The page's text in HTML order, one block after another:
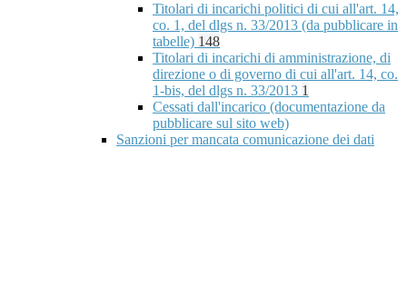
Titolari di incarichi politici di cui all'art. 14,
co. 1, del dlgs n. 33/2013 (da pubblicare in
tabelle) 148
Titolari di incarichi di amministrazione, di
direzione o di governo di cui all'art. 14, co.
1-bis, del dlgs n. 33/2013 1
Cessati dall'incarico (documentazione da
pubblicare sul sito web)
Sanzioni per mancata comunicazione dei dati